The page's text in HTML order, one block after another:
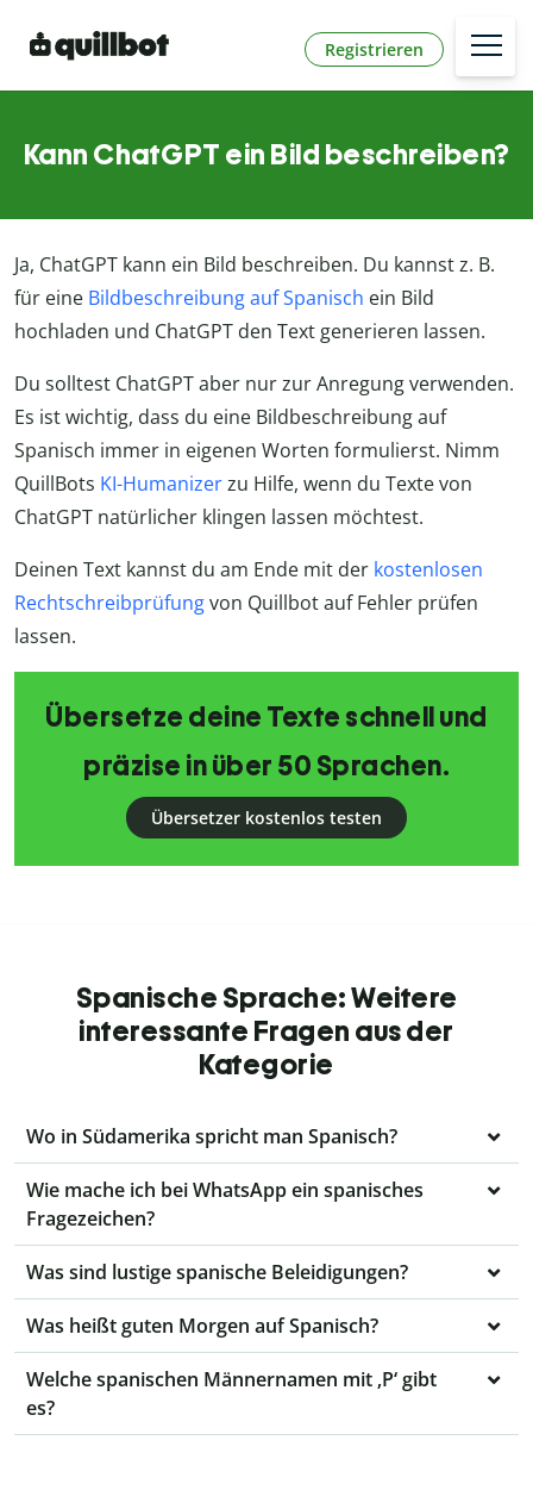
Registrieren
Kann ChatGPT ein Bild beschreiben?
Ja, ChatGPT kann ein Bild beschreiben. Du kannst z. B.
für eine Bildbeschreibung auf Spanisch ein Bild
hochladen und ChatGPT den Text generieren lassen.
Du solltest ChatGPT aber nur zur Anregung verwenden.
Es ist wichtig, dass du eine Bildbeschreibung auf
Spanisch immer in eigenen Worten formulierst. Nimm
QuillBots KI-Humanizerzu Hilfe, wenn du Texte von
ChatGPT natürlicher klingen lassen möchtest.
Deinen Text kannst du am Ende mit der kostenlosen
Rechtschreibprüfungvon Quillbot auf Fehler prüfen
lassen.
Übersetze deine Texte schnell und
präzise in über 50 Sprachen.
Übersetzer kostenlos testen
Spanische Sprache: Weitere
interessante Fragen aus der
Kategorie
Wo in Südamerika spricht man Spanisch?
Wie mache ich bei WhatsApp ein spanisches
Fragezeichen?
Was sind lustige spanische Beleidigungen?
Was heißt guten Morgen auf Spanisch?
Welche spanischen Männernamen mit ‚P‘ gibt
es?